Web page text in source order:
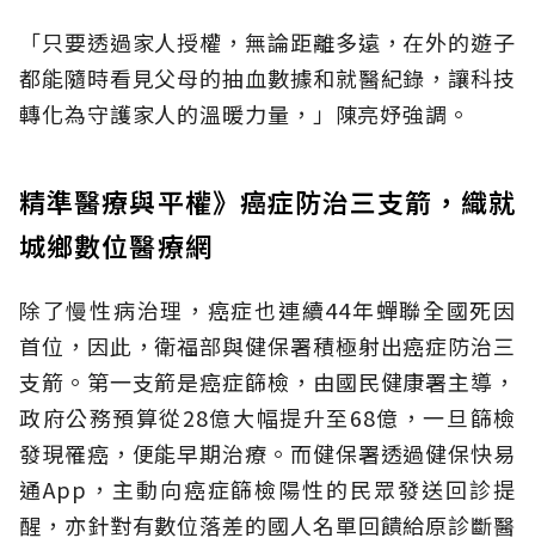
「只要透過家人授權，無論距離多遠，在外的遊子
都能隨時看見父母的抽血數據和就醫紀錄，讓科技
轉化為守護家人的溫暖力量，」陳亮妤強調。
精準醫療與平權》癌症防治三支箭，織就
城鄉數位醫療網
除了慢性病治理，癌症也連續44年蟬聯全國死因
首位，因此，衛福部與健保署積極射出癌症防治三
支箭。第一支箭是癌症篩檢，由國民健康署主導，
政府公務預算從28億大幅提升至68億，一旦篩檢
發現罹癌，便能早期治療。而健保署透過健保快易
通App，主動向癌症篩檢陽性的民眾發送回診提
醒，亦針對有數位落差的國人名單回饋給原診斷醫